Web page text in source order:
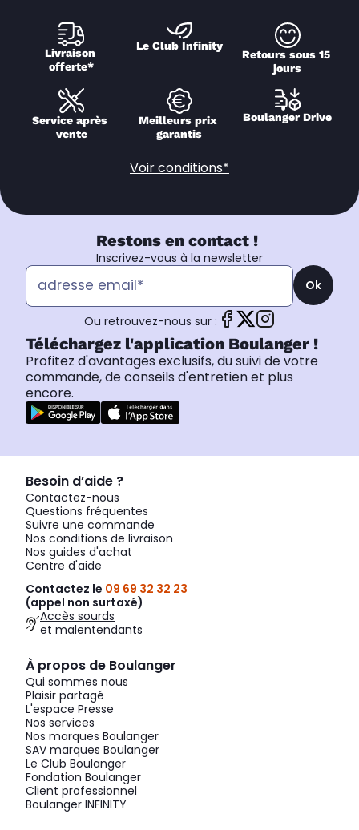
Livraison
offerte*
Le Club Infinity
Retours sous 15
jours
Service après
vente
Meilleurs prix
garantis
Boulanger Drive
Voir conditions*
Restons en contact !
Inscrivez-vous à la newsletter
Ok
Ou retrouvez-nous sur :
Téléchargez l'application Boulanger !
Profitez d'avantages exclusifs, du suivi de votre
commande, de conseils d'entretien et plus
encore.
Besoin d’aide ?
Contactez-nous
Questions fréquentes
Suivre une commande
Nos conditions de livraison
Nos guides d'achat
Centre d'aide
Contactez le 09 69 32 32 23
(appel non surtaxé)
Accès sourds
et malentendants
À propos de Boulanger
Qui sommes nous
Plaisir partagé
L'espace Presse
Nos services
Nos marques Boulanger
SAV marques Boulanger
Le Club Boulanger
Fondation Boulanger
Client professionnel
Boulanger INFINITY